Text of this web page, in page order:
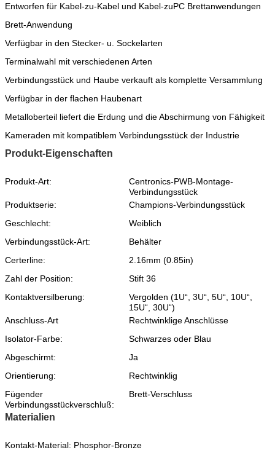
Entworfen für Kabel-zu-Kabel und Kabel-zuPC Brettanwendungen
Brett-Anwendung
Verfügbar in den Stecker- u. Sockelarten
Terminalwahl mit verschiedenen Arten
Verbindungsstück und Haube verkauft als komplette Versammlung
Verfügbar in der flachen Haubenart
Metalloberteil liefert die Erdung und die Abschirmung von Fähigkeit
Kameraden mit kompatiblem Verbindungsstück der Industrie
Produkt-Eigenschaften
Produkt-Art:
Centronics-PWB-Montage-
Verbindungsstück
Produktserie:
Champions-Verbindungsstück
Geschlecht:
Weiblich
Verbindungsstück-Art:
Behälter
Certerline:
2.16mm (0.85in)
Zahl der Position:
Stift 36
Kontaktversilberung:
Vergolden (1U“, 3U“, 5U“, 10U“,
15U“, 30U“)
Anschluss-Art
Rechtwinklige Anschlüsse
Isolator-Farbe:
Schwarzes oder Blau
Abgeschirmt:
Ja
Orientierung:
Rechtwinklig
Fügender
Verbindungsstückverschluß:
Brett-Verschluss
Materialien
Kontakt-Material: Phosphor-Bronze